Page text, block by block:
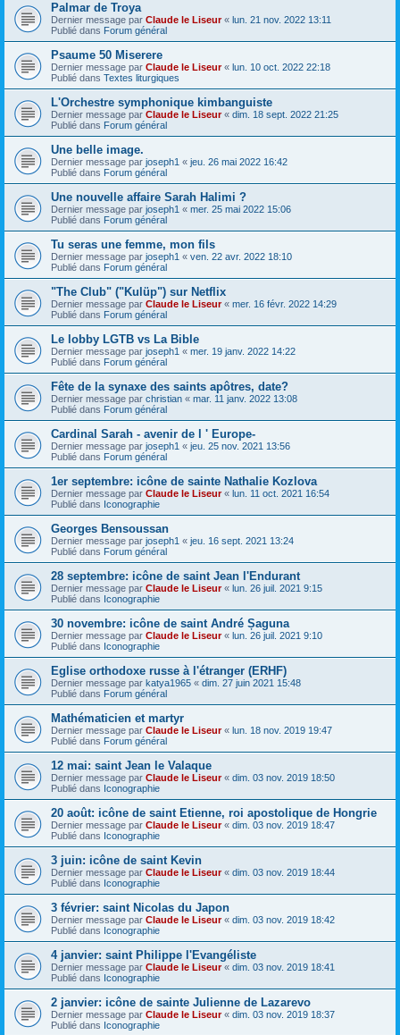
Palmar de Troya
Dernier message par Claude le Liseur« lun. 21 nov. 2022 13:11
Publié dans Forum général
Psaume 50 Miserere
Dernier message par Claude le Liseur« lun. 10 oct. 2022 22:18
Publié dans Textes liturgiques
L'Orchestre symphonique kimbanguiste
Dernier message par Claude le Liseur« dim. 18 sept. 2022 21:25
Publié dans Forum général
Une belle image.
Dernier message par joseph1 « jeu. 26 mai 2022 16:42
Publié dans Forum général
Une nouvelle affaire Sarah Halimi ?
Dernier message par joseph1 « mer. 25 mai 2022 15:06
Publié dans Forum général
Tu seras une femme, mon fils
Dernier message par joseph1 « ven. 22 avr. 2022 18:10
Publié dans Forum général
"The Club" ("Kulüp") sur Netflix
Dernier message par Claude le Liseur« mer. 16 févr. 2022 14:29
Publié dans Forum général
Le lobby LGTB vs La Bible
Dernier message par joseph1 « mer. 19 janv. 2022 14:22
Publié dans Forum général
Fête de la synaxe des saints apôtres, date?
Dernier message par christian « mar. 11 janv. 2022 13:08
Publié dans Forum général
Cardinal Sarah - avenir de l ' Europe-
Dernier message par joseph1 « jeu. 25 nov. 2021 13:56
Publié dans Forum général
1er septembre: icône de sainte Nathalie Kozlova
Dernier message par Claude le Liseur« lun. 11 oct. 2021 16:54
Publié dans Iconographie
Georges Bensoussan
Dernier message par joseph1 « jeu. 16 sept. 2021 13:24
Publié dans Forum général
28 septembre: icône de saint Jean l'Endurant
Dernier message par Claude le Liseur« lun. 26 juil. 2021 9:15
Publié dans Iconographie
30 novembre: icône de saint André Șaguna
Dernier message par Claude le Liseur« lun. 26 juil. 2021 9:10
Publié dans Iconographie
Eglise orthodoxe russe à l'étranger (ERHF)
Dernier message par katya1965 « dim. 27 juin 2021 15:48
Publié dans Forum général
Mathématicien et martyr
Dernier message par Claude le Liseur« lun. 18 nov. 2019 19:47
Publié dans Forum général
12 mai: saint Jean le Valaque
Dernier message par Claude le Liseur« dim. 03 nov. 2019 18:50
Publié dans Iconographie
20 août: icône de saint Etienne, roi apostolique de Hongrie
Dernier message par Claude le Liseur« dim. 03 nov. 2019 18:47
Publié dans Iconographie
3 juin: icône de saint Kevin
Dernier message par Claude le Liseur« dim. 03 nov. 2019 18:44
Publié dans Iconographie
3 février: saint Nicolas du Japon
Dernier message par Claude le Liseur« dim. 03 nov. 2019 18:42
Publié dans Iconographie
4 janvier: saint Philippe l'Evangéliste
Dernier message par Claude le Liseur« dim. 03 nov. 2019 18:41
Publié dans Iconographie
2 janvier: icône de sainte Julienne de Lazarevo
Dernier message par Claude le Liseur« dim. 03 nov. 2019 18:37
Publié dans Iconographie